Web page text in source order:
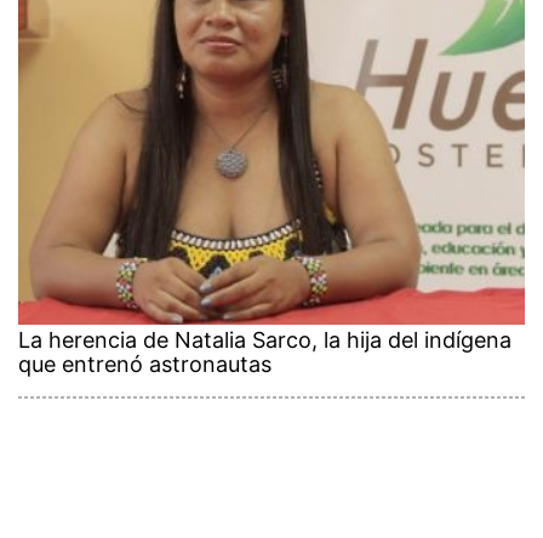
La herencia de Natalia Sarco, la hija del indígena
que entrenó astronautas